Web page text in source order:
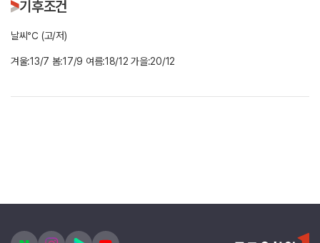
기후조건
날씨℃ (고/저)
겨울:13/7 봄:17/9 여름:18/12 가을:20/12